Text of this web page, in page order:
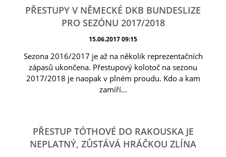
PŘESTUPY V NĚMECKÉ DKB BUNDESLIZE
PRO SEZÓNU 2017/2018
15.06.2017 09:15
Sezona 2016/2017 je až na několik reprezentačních
zápasů ukončena. Přestupový kolotoč na sezonu
2017/2018 je naopak v plném proudu. Kdo a kam
zamíří...
PŘESTUP TÓTHOVÉ DO RAKOUSKA JE
NEPLATNÝ, ZŮSTÁVÁ HRÁČKOU ZLÍNA